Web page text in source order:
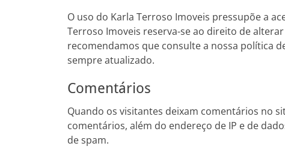
O uso do Karla Terroso Imoveis pressupõe a
Terroso Imoveis reserva-se ao direito de
recomendamos que consulte a nossa política
sempre atualizado.
Comentários
Quando os visitantes deixam comentários no
comentários, além do endereço de IP e de
de spam.